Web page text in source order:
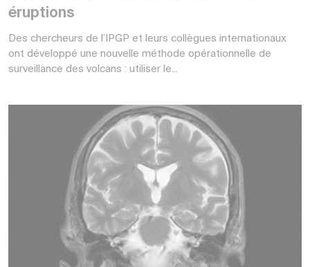
éruptions
Des chercheurs de l’IPGP et leurs collègues internationaux
ont développé une nouvelle méthode opérationnelle de
surveillance des volcans : utiliser le...